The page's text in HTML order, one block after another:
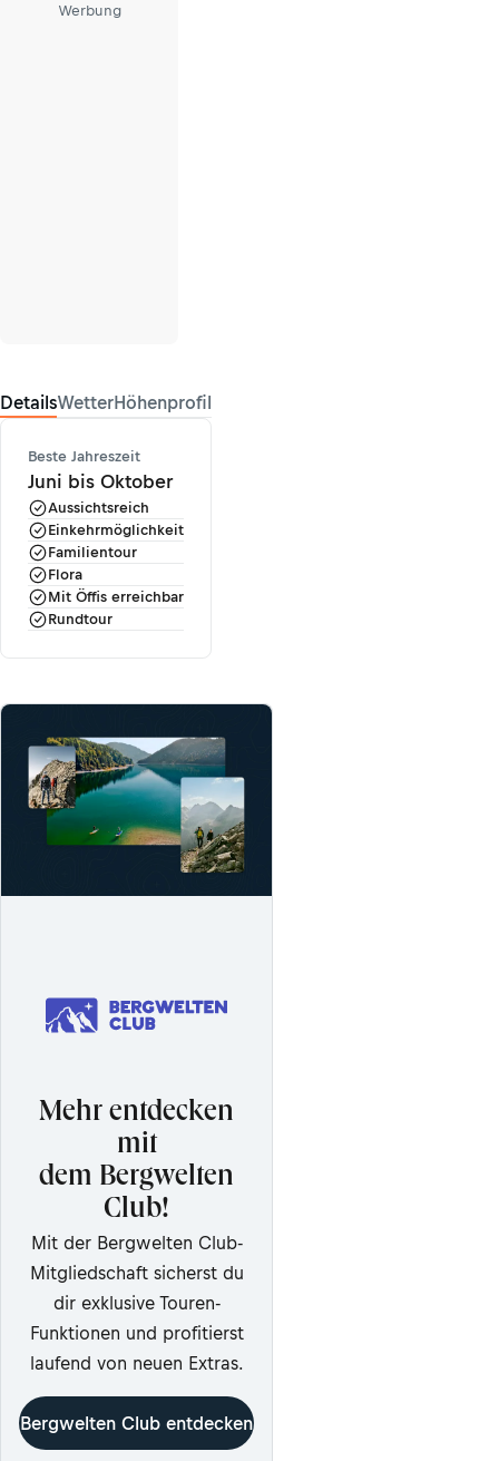
Werbung
DetailsWetterHöhenprofil
Beste Jahreszeit
Juni bis Oktober
Aussichtsreich
Einkehrmöglichkeit
Familientour
Flora
Mit Öffis erreichbar
Rundtour
Mehr entdecken
mit
dem Bergwelten
Club!
Mit der Bergwelten Club-
Mitgliedschaft sicherst du
dir exklusive Touren-
Funktionen und profitierst
laufend von neuen Extras.
Bergwelten Club entdecken